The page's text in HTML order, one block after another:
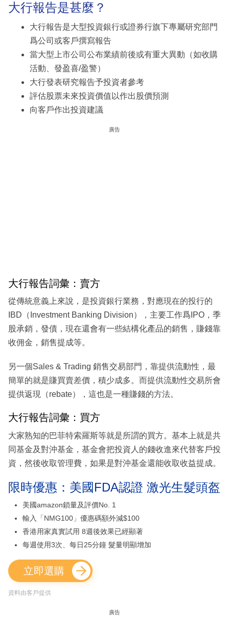
大行報告是甚麼？
大行報告是大型投資銀行或證券行旗下專屬研究部門
爲公司或客戶撰寫報告
當大型上市公司公布業績前後或有重大異動（如收購
活動、發盈喜/盈警）
大行發表研究報告予投資者參考
評估股票未來投資價值以作出股價預測
向客戶作出投資建議
廣告
大行報告詞彙：賣方
從傳統意義上來說，是投資銀行業務，對應現在的投行的
IBD（Investment Banking Division），主要工作爲IPO，季
股承銷，發債，現在還會有一些結構化產品的銷售，賺錢靠
收佣金，銷售提成等。
另一個Sales & Trading 銷售交易部門，靠提供流動性，最
簡單的就是賺買賣差價，積少成多。而提供流動性交易所會
提供返現（rebate），這也是一種賺錢的方法。
大行報告詞彙：買方
大家熟知的巴菲特索羅斯等就是所謂的買方。基本上就是共
同基金及對沖基金，基金會把投資人的錢收進來代替客戶投
資，然後收取管理費，如果是對沖基金還能收取收益提成。
限時優惠：美國FDA認證 激光生髮頭盔
美國amazon鎖量及評價No. 1
輸入「NMG100」優惠碼額外減$100
香港用家真實試用 8週後效果已經顯著
每週使用3次、每日25分鐘 髮量明顯增加
立即選購
資料由客戶提供
廣告